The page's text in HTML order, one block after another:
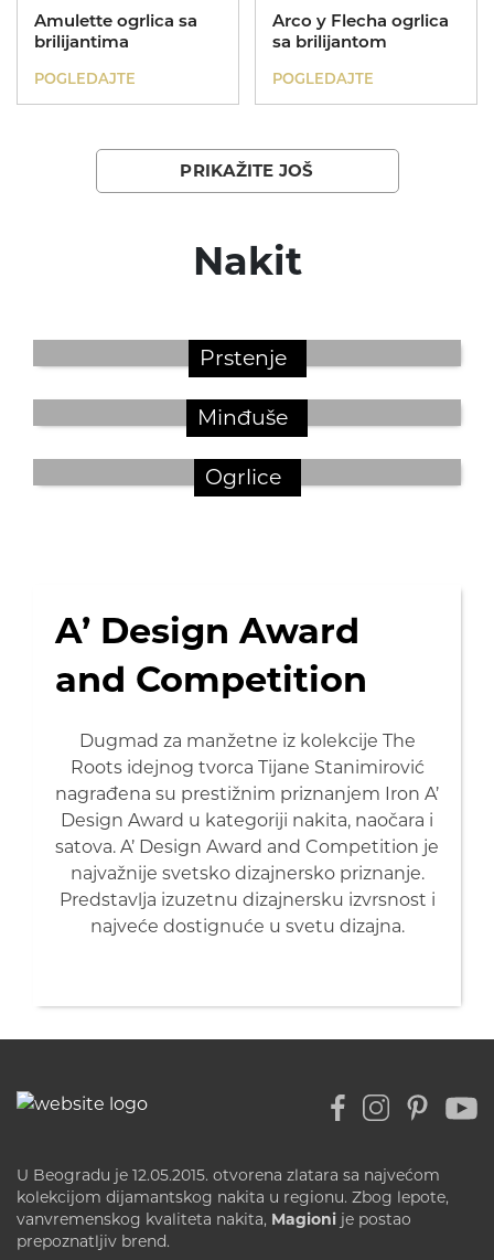
Amulette ogrlica sa
brilijantima
POGLEDAJTE
Arco y Flecha ogrlica
sa brilijantom
POGLEDAJTE
PRIKAŽITE JOŠ
Nakit
Prstenje
Minđuše
Ogrlice
A’ Design Award
and Competition
Dugmad za manžetne iz kolekcije The
Roots idejnog tvorca Tijane Stanimirović
nagrađena su prestižnim priznanjem Iron A’
Design Award u kategoriji nakita, naočara i
satova. A’ Design Award and Competition je
najvažnije svetsko dizajnersko priznanje.
Predstavlja izuzetnu dizajnersku izvrsnost i
najveće dostignuće u svetu dizajna.
U Beogradu je 12.05.2015. otvorena zlatara sa najvećom
kolekcijom dijamantskog nakita u regionu. Zbog lepote,
vanvremenskog kvaliteta nakita, Magioni je postao
prepoznatljiv brend.